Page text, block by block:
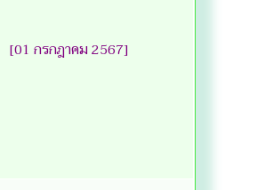
[01 กรกฎาคม 2567]